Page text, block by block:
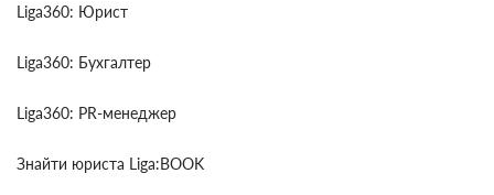
Liga360: Юрист
Liga360: Бухгалтер
Liga360: PR-менеджер
Знайти юриста Liga:BOOK